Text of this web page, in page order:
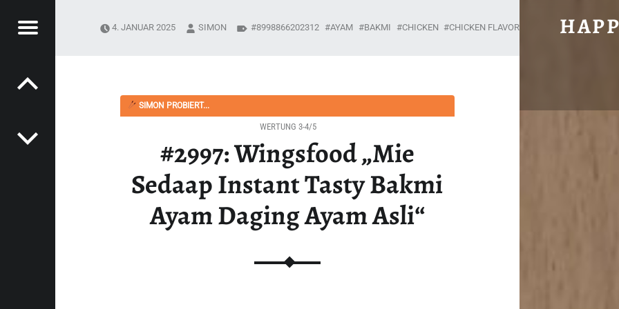
Menü
SIMON PROBIERT...
#2997: Wingsfood „Mie
Sedaap Instant Tasty Bakmi
Ayam Daging Ayam Asli“
WERTUNG 3-4/5
4. JANUAR 2025 SIMON 8998866202312 AYAM BAKMI CHICKEN CHICKEN FLAVOR CHICKEN FLAVOUR